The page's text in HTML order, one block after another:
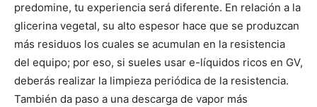
predomine, tu experiencia será diferente. En relación a la
glicerina vegetal, su alto espesor hace que se produzcan
más residuos los cuales se acumulan en la resistencia
del equipo; por eso, si sueles usar e-líquidos ricos en GV,
deberás realizar la limpieza periódica de la resistencia.
También da paso a una descarga de vapor más